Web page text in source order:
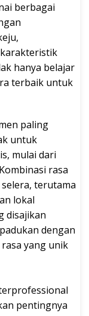
berbagai
hanya belajar
terbaik untuk
paling
untuk
mulai dari
rasa
terutama
lokal
disajikan
dengan
yang unik
pentingnya